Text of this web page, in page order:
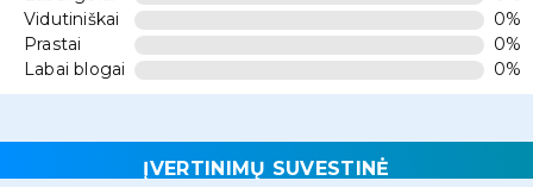
Vidutiniškai
0%
Prastai
0%
Labai blogai
0%
ĮVERTINIMŲ SUVESTINĖ